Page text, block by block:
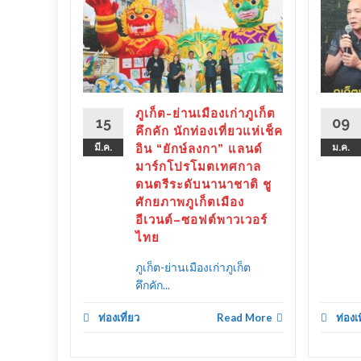
15
มี.ค.
ภูเก็ต-ย่านเมืองเก่าภูเก็ต
คึกคัก นักท่องเที่ยวแห่เช็ค
อิน “ยักษ์ลงกา” แลนด์
มาร์กโปรโมตเทศกาล
ดนตรีระดับนานาชาติ ชู
ศักยภาพภูเก็ตเมือง
อีเวนต์–ซอฟต์พาวเวอร์
ไทย
ภูเก็ต-ย่านเมืองเก่าภูเก็ต
คึกคัก...
ท่องเที่ยว Read More
09
ม.ค.
ท่อง